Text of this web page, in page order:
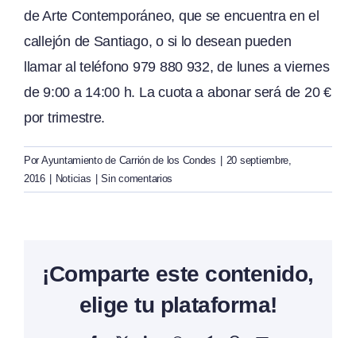
de Arte Contemporáneo, que se encuentra en el
callejón de Santiago, o si lo desean pueden
llamar al teléfono 979 880 932, de lunes a viernes
de 9:00 a 14:00 h. La cuota a abonar será de 20 €
por trimestre.
Por Ayuntamiento de Carrión de los Condes
20 septiembre,
2016
Noticias Sin comentarios
¡Comparte este contenido,
elige tu plataforma!